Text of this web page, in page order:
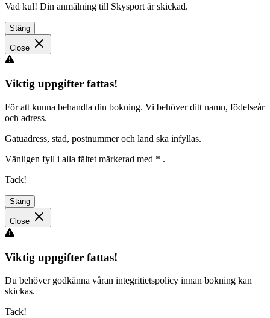
Vad kul! Din anmälning till Skysport är skickad.
Stäng
Close
Viktig uppgifter fattas!
För att kunna behandla din bokning. Vi behöver ditt namn, födelseår
och adress.
Gatuadress, stad, postnummer och land ska infyllas.
Vänligen fyll i alla fältet märkerad med * .
Tack!
Stäng
Close
Viktig uppgifter fattas!
Du behöver godkänna våran integritietspolicy innan bokning kan
skickas.
Tack!